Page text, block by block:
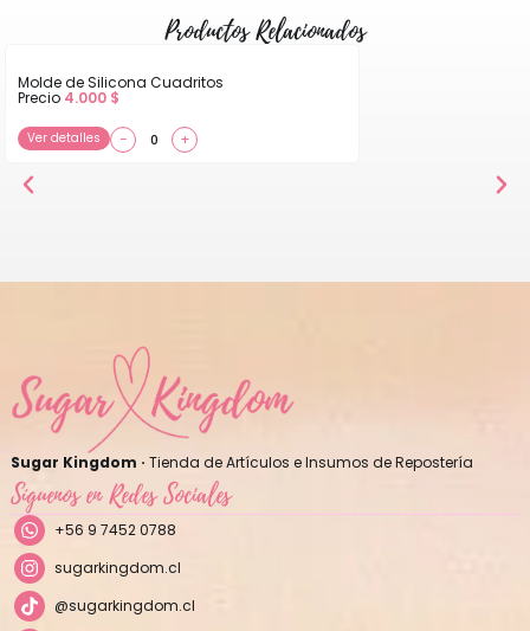
Productos Relacionados
Molde de Silicona Cuadritos
Precio 4.000 $
Ver detalles − +
Sugar Kingdom · Tienda de Artículos e Insumos de Repostería
Síguenos en Redes Sociales
+56 9 7452 0788
sugarkingdom.cl
@sugarkingdom.cl